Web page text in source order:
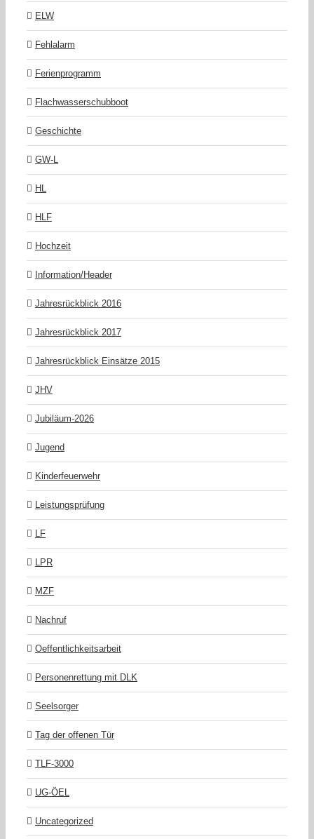
ELW
Fehlalarm
Ferienprogramm
Flachwasserschubboot
Geschichte
GW-L
HL
HLF
Hochzeit
Information/Header
Jahresrückblick 2016
Jahresrückblick 2017
Jahresrückblick Einsätze 2015
JHV
Jubiläum-2026
Jugend
Kinderfeuerwehr
Leistungsprüfung
LF
LPR
MZF
Nachruf
Oeffentlichkeitsarbeit
Personenrettung mit DLK
Seelsorger
Tag der offenen Tür
TLF-3000
UG-ÖEL
Uncategorized